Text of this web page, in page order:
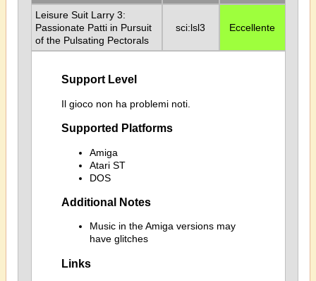
Leisure Suit Larry 3:
Passionate Patti in Pursuit
of the Pulsating Pectorals
sci:lsl3 Eccellente
Support Level
Il gioco non ha problemi noti.
Supported Platforms
Amiga
Atari ST
DOS
Additional Notes
Music in the Amiga versions may
have glitches
Links